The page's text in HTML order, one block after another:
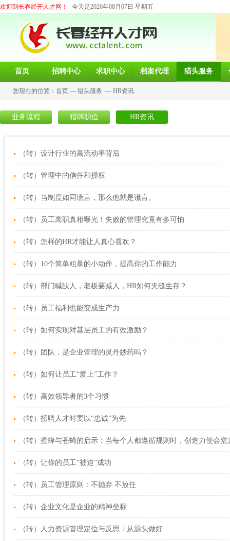
欢迎到长春经开人才网！ 今天是2026年08月07日 星期五
首页 招聘中心 求职中心 档案代理 猎头服务
您现在的位置： 首页 — 猎头服务 — HR资讯
业务流程 猎聘职位 HR资讯
（转）设计行业的高流动率背后
（转）管理中的信任和授权
（转）当制度如同谎言，那么他就是谎言。
（转）员工离职真相曝光！失败的管理究竟有多可怕
（转）怎样的HR才能让人真心喜欢？
（转）10个简单粗暴的小动作，提高你的工作能力
（转）部门喊缺人，老板要减人，HR如何夹缝生存？
（转）员工福利也能变成生产力
（转）如何实现对基层员工的有效激励？
（转）团队，是企业管理的灵丹妙药吗？
（转）如何让员工“爱上”工作？
（转）高效领导者的3个习惯
（转）招聘人才时要以“忠诚”为先
（转）蜜蜂与苍蝇的启示：当每个人都遵循规则时，创造力便会窒
（转）让你的员工“被迫”成功
（转）员工管理原则：不抛弃 不放任
（转）企业文化是企业的精神坐标
（转）人力资源管理定位与反思：从源头做好